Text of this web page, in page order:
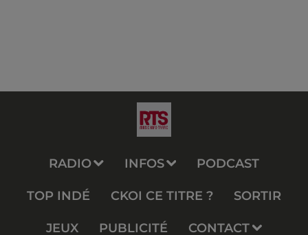
RADIO INFOS PODCAST
TOP INDÉ CKOI CE TITRE ? SORTIR
JEUX PUBLICITÉ CONTACT